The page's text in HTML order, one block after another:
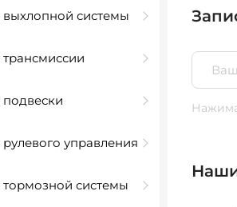
системы
управления
системы